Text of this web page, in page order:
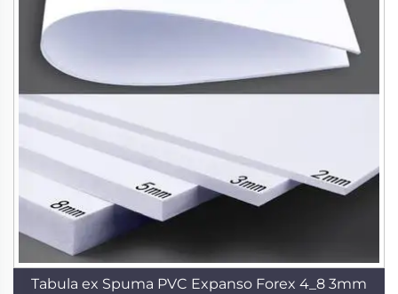
Tabula ex Spuma PVC Expanso Forex 4_8 3mm